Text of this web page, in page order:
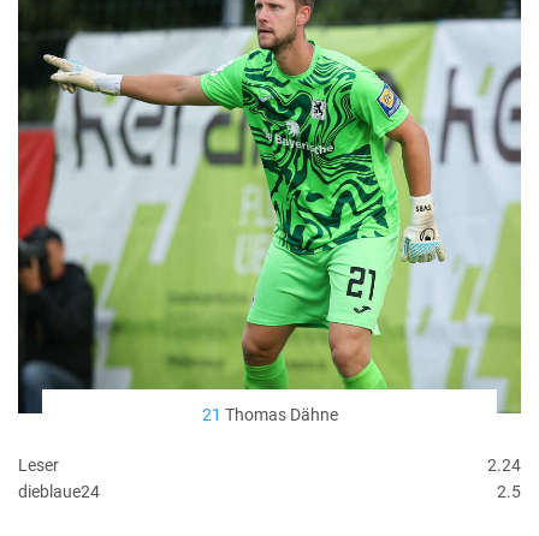
21 Thomas Dähne
Leser
2.24
dieblaue24
2.5